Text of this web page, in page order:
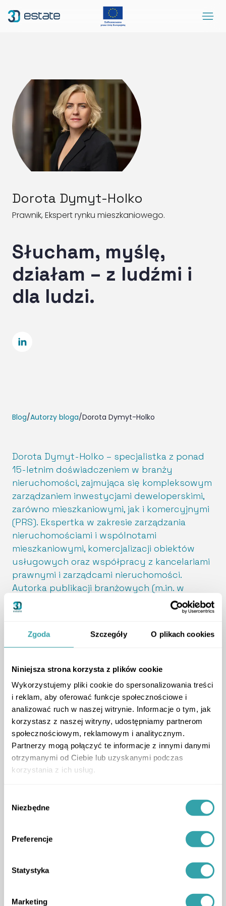
Zgoda Szczegóły O plikach cookies
Niniejsza strona korzysta z plików cookie
Wykorzystujemy pliki cookie do spersonalizowania treści
i reklam, aby oferować funkcje społecznościowe i
analizować ruch w naszej witrynie. Informacje o tym, jak
korzystasz z naszej witryny, udostępniamy partnerom
społecznościowym, reklamowym i analitycznym.
Partnerzy mogą połączyć te informacje z innymi danymi
otrzymanymi od Ciebie lub uzyskanymi podczas
korzystania z ich usług.
zgody
Niezbędne
Preferencje
Statystyka
Marketing
Menu
O nas
Kontakt
Blog ArrowRightLong
SocialFacebook SocialYoutube
Dorota Dymyt-Holko
Prawnik, Ekspert rynku mieszkaniowego.
Słucham, myślę,
działam – z ludźmi i
dla ludzi.
SocialLinkedIn
Blog/Autorzy bloga/Dorota Dymyt-Holko
Dorota Dymyt-Holko – specjalistka z ponad
15-letnim doświadczeniem w branży
nieruchomości, zajmująca się kompleksowym
zarządzaniem inwestycjami deweloperskimi,
zarówno mieszkaniowymi, jak i komercyjnymi
(PRS). Ekspertka w zakresie zarządzania
nieruchomościami i wspólnotami
mieszkaniowymi, komercjalizacji obiektów
usługowych oraz współpracy z kancelariami
prawnymi i zarządcami nieruchomości.
Autorka publikacji branżowych (m.in. w
„Rzeczpospolitej”) oraz prowadząca szkolenia
i warsztaty dla specjalistów rynku
praktyczne doświadczenie oraz umiejętności
prawem, PR i procesami sprzedaży
inwestycji.
Artykuły autora
Warto wiedzieć
Co, jeśli nie sprzedaż